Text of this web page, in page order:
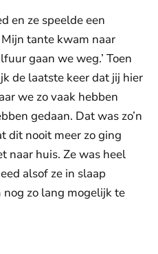
en ze speelde een
tante kwam naar
gaan we weg.’ Toen
de laatste keer dat jij hier
we zo vaak hebben
gedaan. Dat was zo’n
dit nooit meer zo ging
naar huis. Ze was heel
alsof ze in slaap
zo lang mogelijk te